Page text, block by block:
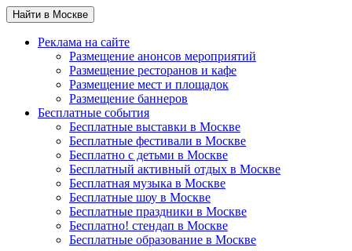
Найти в Москве
Реклама на сайте
Размещение анонсов мероприятий
Размещение ресторанов и кафе
Размещение мест и площадок
Размещение баннеров
Бесплатные события
Бесплатные выставки в Москве
Бесплатные фестивали в Москве
Бесплатно с детьми в Москве
Бесплатный активный отдых в Москве
Бесплатная музыка в Москве
Бесплатные шоу в Москве
Бесплатные праздники в Москве
Бесплатно! стендап в Москве
Бесплатные образование в Москве